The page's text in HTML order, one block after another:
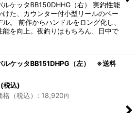
ケッタBB150DHHG（右） 実釣性能
けた、カウンター付⼩型リールのベー
ル。 前作からハンドルをロング化し、
能を向上。夜釣りはもちろん、日中で
ケッタBB151DHPG（左） ※送料
(税込)
（税込）
: 18,920 円